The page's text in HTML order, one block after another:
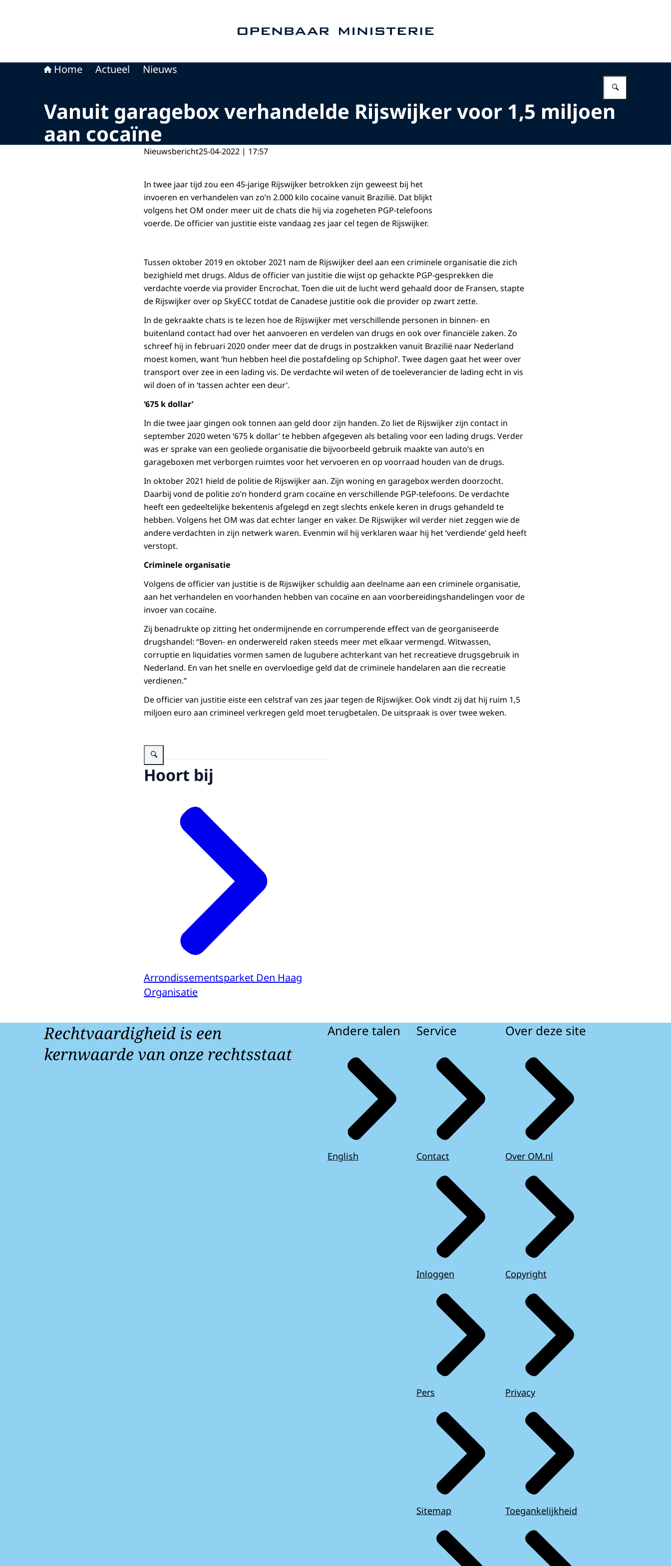
Home Actueel Nieuws
Vanuit garagebox verhandelde Rijswijker voor 1,5 miljoen
aan cocaïne
Nieuwsbericht25-04-2022 | 17:57
In twee jaar tijd zou een 45-jarige Rijswijker betrokken zijn geweest bij het
invoeren en verhandelen van zo’n 2.000 kilo cocaïne vanuit Brazilië. Dat blijkt
volgens het OM onder meer uit de chats die hij via zogeheten PGP-telefoons
voerde. De officier van justitie eiste vandaag zes jaar cel tegen de Rijswijker.
Tussen oktober 2019 en oktober 2021 nam de Rijswijker deel aan een criminele organisatie die zich
bezighield met drugs. Aldus de officier van justitie die wijst op gehackte PGP-gesprekken die
verdachte voerde via provider Encrochat. Toen die uit de lucht werd gehaald door de Fransen, stapte
de Rijswijker over op SkyECC totdat de Canadese justitie ook die provider op zwart zette.
In de gekraakte chats is te lezen hoe de Rijswijker met verschillende personen in binnen- en
buitenland contact had over het aanvoeren en verdelen van drugs en ook over financiële zaken. Zo
schreef hij in februari 2020 onder meer dat de drugs in postzakken vanuit Brazilië naar Nederland
moest komen, want ‘hun hebben heel die postafdeling op Schiphol’. Twee dagen gaat het weer over
transport over zee in een lading vis. De verdachte wil weten of de toeleverancier de lading echt in vis
wil doen of in ‘tassen achter een deur’.
‘675 k dollar’
In die twee jaar gingen ook tonnen aan geld door zijn handen. Zo liet de Rijswijker zijn contact in
september 2020 weten ‘675 k dollar’ te hebben afgegeven als betaling voor een lading drugs. Verder
was er sprake van een geoliede organisatie die bijvoorbeeld gebruik maakte van auto’s en
garageboxen met verborgen ruimtes voor het vervoeren en op voorraad houden van de drugs.
In oktober 2021 hield de politie de Rijswijker aan. Zijn woning en garagebox werden doorzocht.
Daarbij vond de politie zo’n honderd gram cocaïne en verschillende PGP-telefoons. De verdachte
heeft een gedeeltelijke bekentenis afgelegd en zegt slechts enkele keren in drugs gehandeld te
hebben. Volgens het OM was dat echter langer en vaker. De Rijswijker wil verder niet zeggen wie de
andere verdachten in zijn netwerk waren. Evenmin wil hij verklaren waar hij het ‘verdiende’ geld heeft
verstopt.
Criminele organisatie
Volgens de officier van justitie is de Rijswijker schuldig aan deelname aan een criminele organisatie,
aan het verhandelen en voorhanden hebben van cocaïne en aan voorbereidingshandelingen voor de
invoer van cocaïne.
Zij benadrukte op zitting het ondermijnende en corrumperende effect van de georganiseerde
drugshandel: “Boven- en onderwereld raken steeds meer met elkaar vermengd. Witwassen,
corruptie en liquidaties vormen samen de lugubere achterkant van het recreatieve drugsgebruik in
Nederland. En van het snelle en overvloedige geld dat de criminele handelaren aan die recreatie
verdienen.”
De officier van justitie eiste een celstraf van zes jaar tegen de Rijswijker. Ook vindt zij dat hij ruim 1,5
miljoen euro aan crimineel verkregen geld moet terugbetalen. De uitspraak is over twee weken.
Vergroot afbeelding alt=""
Hoort bij
Arrondissementsparket Den Haag
Organisatie
Rechtvaardigheid is een
kernwaarde van onze rechtsstaat
Andere talen
English
Service
Contact
Inloggen
Pers
Sitemap
Over deze site
Over OM.nl
Copyright
Privacy
Toegankelijkheid